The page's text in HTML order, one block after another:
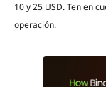
10 y 25 USD. Ten en
operación.